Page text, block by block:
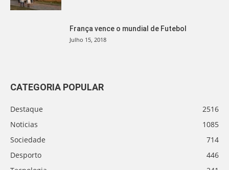
França vence o mundial de Futebol
Julho 15, 2018
CATEGORIA POPULAR
Destaque
2516
Noticias
1085
Sociedade
714
Desporto
446